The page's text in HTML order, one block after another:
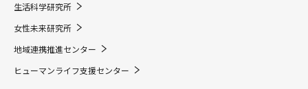
生活科学研究所
女性未来研究所
地域連携推進センター
ヒューマンライフ支援センター